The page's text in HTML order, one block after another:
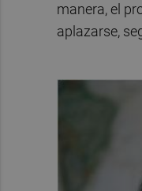
manera, el
aplazarse,